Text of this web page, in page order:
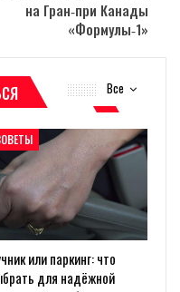
на Гран‑при Канады
«Формулы‑1»
Все
или паркинг: что
для надёжной